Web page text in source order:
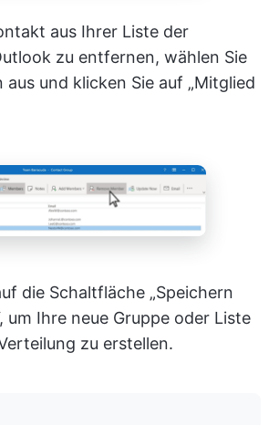
aus Ihrer Liste der
zu entfernen, wählen Sie
aus und klicken Sie auf „Mitglied
die Schaltfläche „Speichern
um Ihre neue Gruppe oder Liste
zu erstellen.